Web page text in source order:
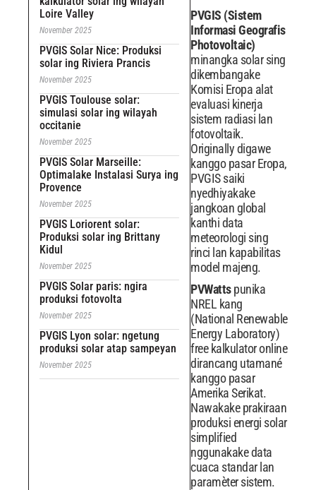
Loire Valley
November 2025
PVGIS Solar Nice: Produksi
solar ing Riviera Prancis
November 2025
PVGIS Toulouse solar:
simulasi solar ing wilayah
occitanie
November 2025
PVGIS Solar Marseille:
Optimalake Instalasi Surya ing
Provence
November 2025
PVGIS Loriorent solar:
Produksi solar ing Brittany
Kidul
November 2025
PVGIS Solar paris: ngira
produksi fotovolta
November 2025
PVGIS Lyon solar: ngetung
produksi solar atap sampeyan
November 2025
PVGIS (Sistem
Informasi Geografis
Photovoltaic)
minangka solar sing
dikembangake
Komisi Eropa alat
evaluasi kinerja
sistem radiasi lan
fotovoltaik.
Originally digawe
kanggo pasar Eropa,
PVGIS saiki
nyedhiyakake
jangkoan global
kanthi data
meteorologi sing
rinci lan kapabilitas
model majeng.
PVWattspunika
NREL kang
(National Renewable
Energy Laboratory)
free kalkulator online
dirancang utamané
kanggo pasar
Amerika Serikat.
Nawakake prakiraan
produksi energi solar
simplified
nggunakake data
cuaca standar lan
paramèter sistem.